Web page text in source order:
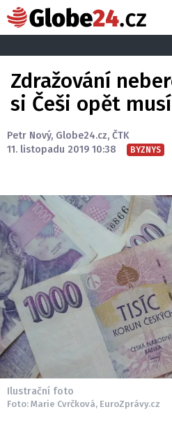
Zdražování
si Češi opět
Petr Nový, Globe24.cz, ČTK
11. listopadu 2019 10:38
BYZNYS
Ilustrační foto
Foto: Marie Cvrčková, EuroZprávy.cz